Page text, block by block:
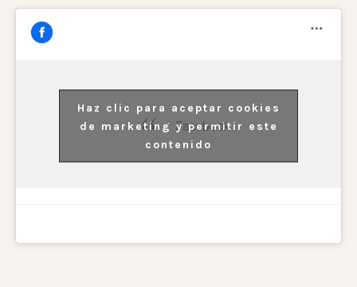
Facebook
Haz clic para aceptar cookies
de marketing y permitir este
contenido